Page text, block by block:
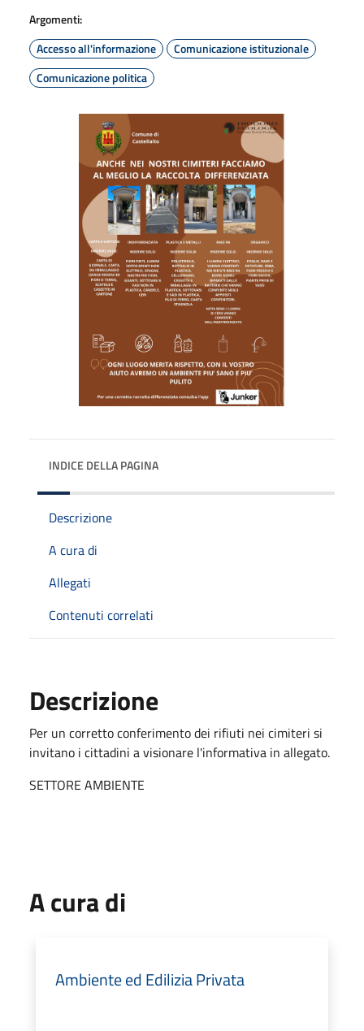
Argomenti:
Accesso all'informazione
Comunicazione istituzionale
Comunicazione politica
INDICE DELLA PAGINA
Descrizione
A cura di
Allegati
Contenuti correlati
Descrizione
Per un corretto conferimento dei rifiuti nei cimiteri si
invitano i cittadini a visionare l'informativa in allegato.
SETTORE AMBIENTE
A cura di
Ambiente ed Edilizia Privata